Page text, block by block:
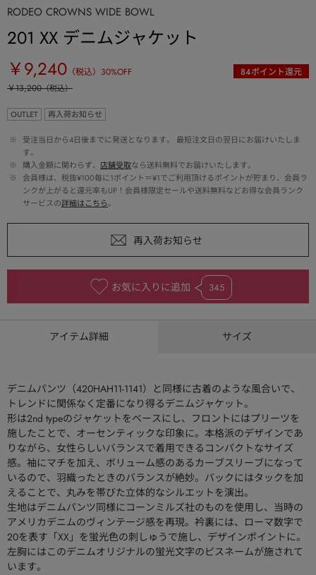
RODEO CROWNS WIDE BOWL
201 XX デニムジャケット
￥9,240 （税込） 30%OFF 84ポイント還元
￥13,200（税込）
OUTLET 再入荷お知らせ
※
受注当日から4日後までに発送となります。 最短注文日の翌日にお届けいたしま
す。
※
購入金額に関わらず、 店舗受取なら送料無料でお届けいたします。
※
会員様は、税抜¥100毎に1ポイント＝¥1でご利用頂けるポイントが貯まり、会員ラ
ンクが上がると還元率もUP！会員様限定セールや送料無料などお得な会員ランク
サービスの詳細はこちら。
お気に入りに追加 345
アイテム詳細 サイズ
デニムパンツ（420HAH11-1141）と同様に古着のような風合いで、
トレンドに関係なく定番になり得るデニムジャケット。
形は2nd typeのジャケットをベースにし、フロントにはプリーツを
施したことで、オーセンティックな印象に。本格派のデザインであ
りながら、女性らしいバランスで着用できるコンパクトなサイズ
感。袖にマチを加え、ボリューム感のあるカーブスリーブになって
いるので、羽織ったときのバランスが絶妙。バックにはタックを加
えることで、丸みを帯びた立体的なシルエットを演出。
生地はデニムパンツ同様にコーンミルズ社のものを使用し、当時の
アメリカデニムのヴィンテージ感を再現。衿裏には、ローマ数字で
20を表す「XX」を蛍光色の刺しゅうで施し、デザインポイントに。
左胸にはこのデニムオリジナルの蛍光文字のピスネームが施されて
います。